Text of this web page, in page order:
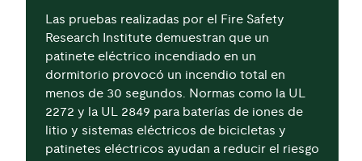
Las pruebas realizadas por el Fire Safety
Research Institute demuestran que un
patinete eléctrico incendiado en un
dormitorio provocó un incendio total en
menos de 30 segundos. Normas como la UL
2272 y la UL 2849 para baterías de iones de
litio y sistemas eléctricos de bicicletas y
patinetes eléctricos ayudan a reducir el riesgo